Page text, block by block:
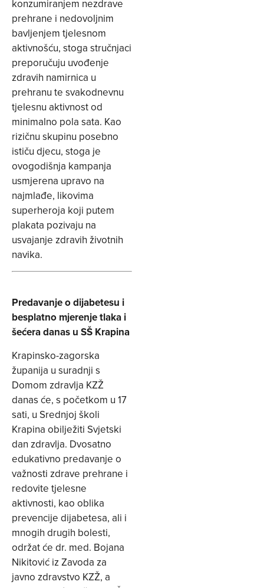
konzumiranjem nezdrave
prehrane i nedovoljnim
bavljenjem tjelesnom
aktivnošću, stoga stručnjaci
preporučuju uvođenje
zdravih namirnica u
prehranu te svakodnevnu
tjelesnu aktivnost od
minimalno pola sata. Kao
rizičnu skupinu posebno
ističu djecu, stoga je
ovogodišnja kampanja
usmjerena upravo na
najmlađe, likovima
superheroja koji putem
plakata pozivaju na
usvajanje zdravih životnih
navika.
Predavanje o dijabetesu i
besplatno mjerenje tlaka i
šećera danas u SŠ Krapina
Krapinsko-zagorska
županija u suradnji s
Domom zdravlja KZŽ
danas će, s početkom u 17
sati, u Srednjoj školi
Krapina obilježiti Svjetski
dan zdravlja. Dvosatno
edukativno predavanje o
važnosti zdrave prehrane i
redovite tjelesne
aktivnosti, kao oblika
prevencije dijabetesa, ali i
mnogih drugih bolesti,
održat će dr. med. Bojana
Nikitović iz Zavoda za
javno zdravstvo KZŽ, a